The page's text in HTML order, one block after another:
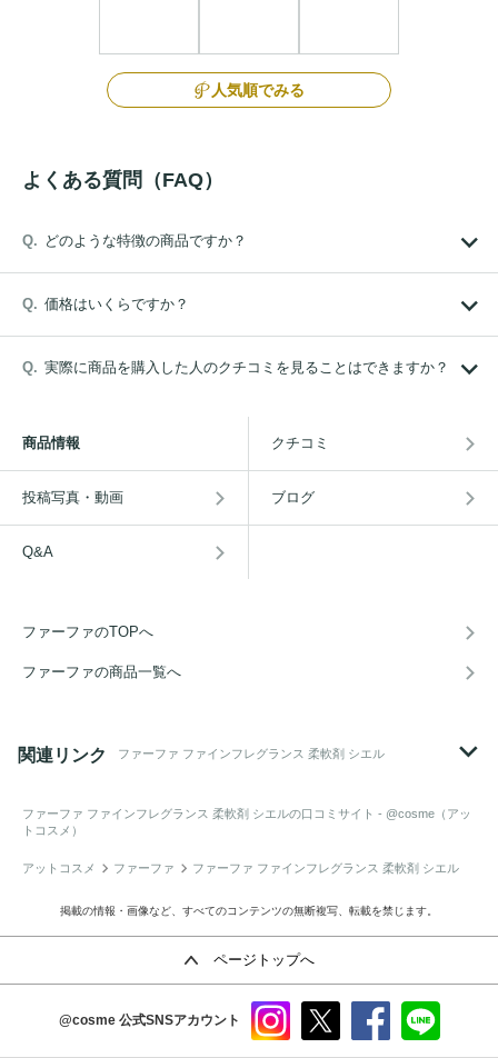
人気順でみる
よくある質問（FAQ）
どのような特徴の商品ですか？
価格はいくらですか？
実際に商品を購入した人のクチコミを見ることはできますか？
商品情報 クチコミ
投稿写真・動画 ブログ
Q&A
ファーファのTOPへ
ファーファの商品一覧へ
関連リンク ファーファ ファインフレグランス 柔軟剤 シエル
ファーファ ファインフレグランス 柔軟剤 シエルの口コミサイト - @cosme（アッ
トコスメ）
アットコスメ ファーファ ファーファ ファインフレグランス 柔軟剤 シエル
掲載の情報・画像など、すべてのコンテンツの無断複写、転載を禁じます。
ページトップへ
@cosme 公式SNSアカウント